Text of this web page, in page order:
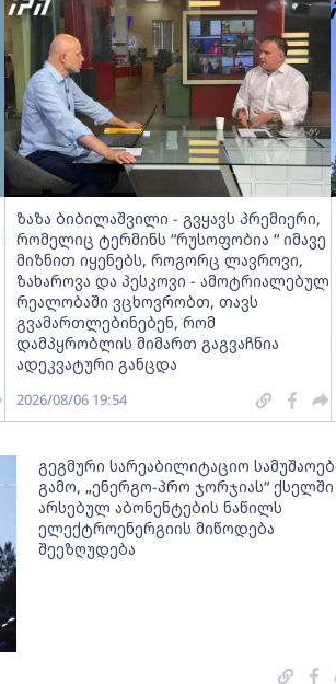
ზაზა ბიბილაშვილი - გვყავს პრემიერი,
რომელიც ტერმინს “რუსოფობია “ იმავე
მიზნით იყენებს, როგორც ლავროვი,
ზახაროვა და პესკოვი - ამოტრიალებულ
რეალობაში ვცხოვრობთ, თავს
გვამართლებინებენ, რომ
დამპყრობლის მიმართ გაგვაჩნია
ადეკვატური განცდა
2026/08/06 19:54
გეგმური სარეაბილიტაციო
გამო, „ენერგო-პრო ჯორჯიას“ ქსელში
არსებულ აბონენტების ნაწილს
ელექტროენერგიის მიწოდება
შეეზღუდება